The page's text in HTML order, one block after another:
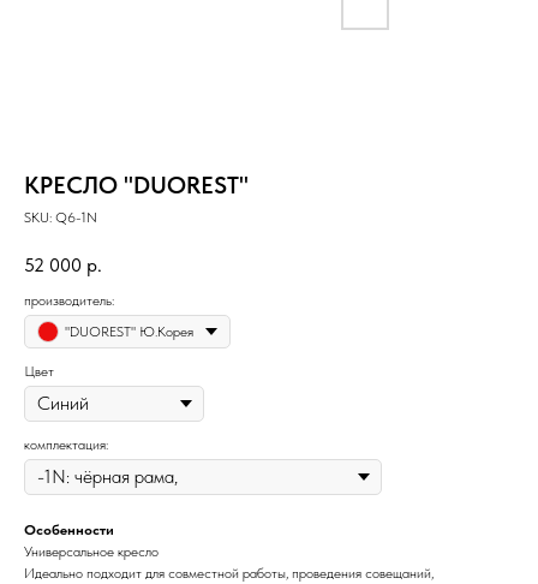
КРЕСЛО "DUOREST"
SKU: Q6-1N
52 000 р.
производитель:
"DUOREST" Ю.Корея
Цвет
комплектация:
Особенности
Универсальное кресло
Идеально подходит для совместной работы, проведения совещаний,